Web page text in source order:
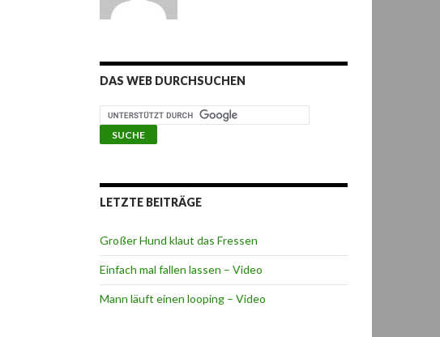
DAS WEB DURCHSUCHEN
LETZTE BEITRÄGE
Großer Hund klaut das Fressen
Einfach mal fallen lassen – Video
Mann läuft einen looping – Video